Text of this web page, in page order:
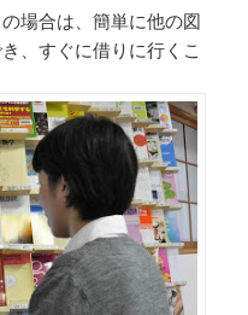
場合は、簡単に他の図
、すぐに借りに行くこ